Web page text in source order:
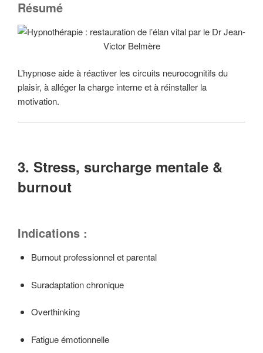
Résumé
L’hypnose aide à réactiver les circuits neurocognitifs du
plaisir, à alléger la charge interne et à réinstaller la
motivation.
3. Stress, surcharge mentale &
burnout
Indications :
Burnout professionnel et parental
Suradaptation chronique
Overthinking
Fatigue émotionnelle